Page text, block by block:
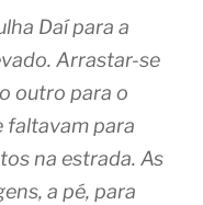
Daí para a
Arrastar-se
outro para o
faltavam para
na estrada. As
a pé, para